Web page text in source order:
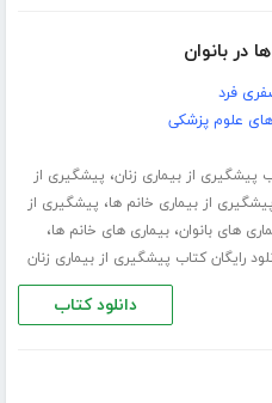
در بانوان
فرد
علوم پزشکی
پیشگیری از بیماری زنان، پیشگیری از
پیشگیری از بیماری خانم ها، پیشگیری از
های بانوان،بیماری های خانم ها،
رایگان کتاب پیشگیری از بیماری زنان
دانلود کتاب